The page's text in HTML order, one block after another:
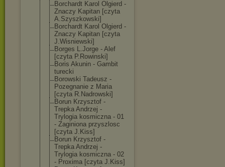
Borchardt Karol Olgierd -
Znaczy Kapitan [czyta
A.Szyszkowski]
Borchardt Karol Olgierd -
Znaczy Kapitan [czyta
J.Wisniewski]
Borges L.Jorge - Alef
[czyta P.Rowinski]
Boris Akunin - Gambit
turecki
Borowski Tadeusz -
Pozegnanie z Maria
[czyta R.Nadrowski]
Borun Krzysztof -
Trepka Andrzej -
Trylogia kosmiczna - 01
- Zaginiona przyszlosc
[czyta J.Kiss]
Borun Krzysztof -
Trepka Andrzej -
Trylogia kosmiczna - 02
- Proxima [czyta J.Kiss]